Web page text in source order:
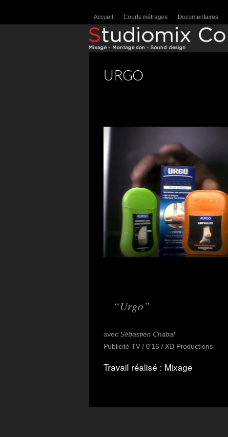
Accueil Courts métrages Documentaires
URGO
Urgo
avec Sébastien Chabal
Publicité TV / 0’16 / XD Productions
Travail réalisé : Mixage